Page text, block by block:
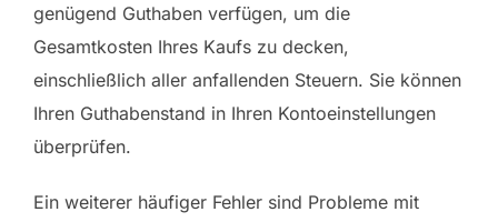
genügend Guthaben verfügen, um die
Gesamtkosten Ihres Kaufs zu decken,
einschließlich aller anfallenden Steuern. Sie können
Ihren Guthabenstand in Ihren Kontoeinstellungen
überprüfen.
Ein weiterer häufiger Fehler sind Probleme mit